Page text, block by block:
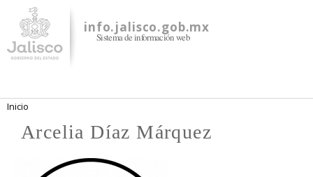
contenido
principal
info.jalisco.gob.mx
Sistema de información web
Se encuentra usted aquí
Inicio
Arcelia Díaz Márquez